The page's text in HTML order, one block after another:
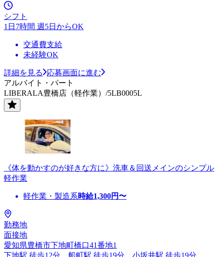
シフト
1日7時間 週5日からOK
交通費支給
未経験OK
詳細を見る
応募画面に進む
アルバイト・パート
LIBERALA豊橋店（軽作業）/5LB0005L
《体を動かすのが好きな方に》洗車＆回送メインのシンプル
軽作業
軽作業・製造系時給1,300円〜
勤務地
面接地
愛知県豊橋市下地町橋口41番地1
下地駅 徒歩12分、船町駅 徒歩19分、小坂井駅 徒歩19分